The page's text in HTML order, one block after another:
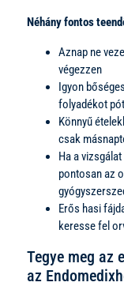
Néhány fontos
Aznap ne
végezzen
Igyon
folyadékot
Könnyű
csak
Ha a
pontosan az
Erős hasi
keresse fel
Tegye meg az
az